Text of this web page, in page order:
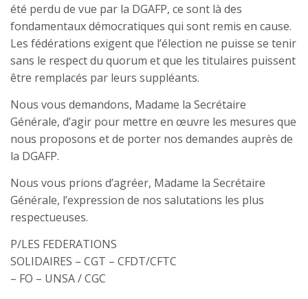
été perdu de vue par la DGAFP, ce sont là des
fondamentaux démocratiques qui sont remis en cause.
Les fédérations exigent que l’élection ne puisse se tenir
sans le respect du quorum et que les titulaires puissent
être remplacés par leurs suppléants.
Nous vous demandons, Madame la Secrétaire
Générale, d’agir pour mettre en œuvre les mesures que
nous proposons et de porter nos demandes auprès de
la DGAFP.
Nous vous prions d’agréer, Madame la Secrétaire
Générale, l’expression de nos salutations les plus
respectueuses.
P/LES FEDERATIONS
SOLIDAIRES – CGT – CFDT/CFTC
– FO – UNSA / CGC